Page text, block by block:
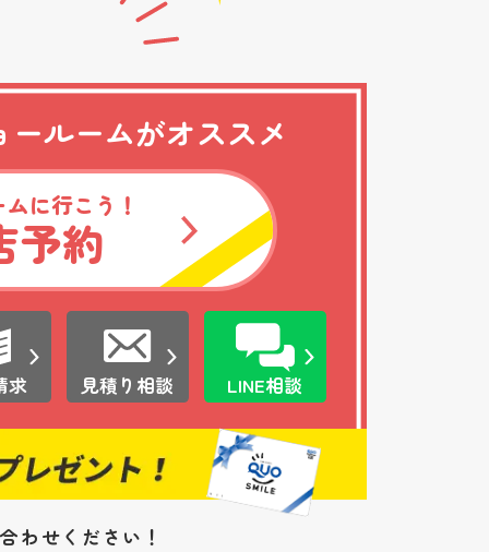
ールームがオススメ
に行こう！
予約
求 見積り相談 LINE相談
わせください！